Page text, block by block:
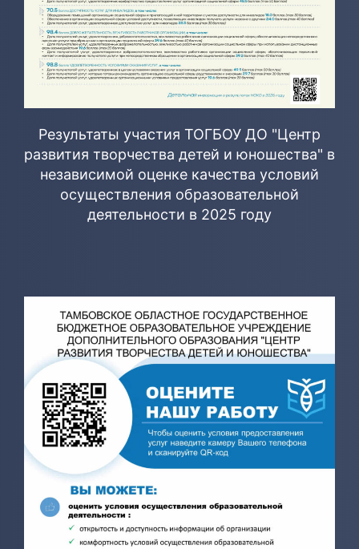
Результаты участия ТОГБОУ ДО "Центр
развития творчества детей и юношества" в
независимой оценке качества условий
осуществления образовательной
деятельности в 2025 году